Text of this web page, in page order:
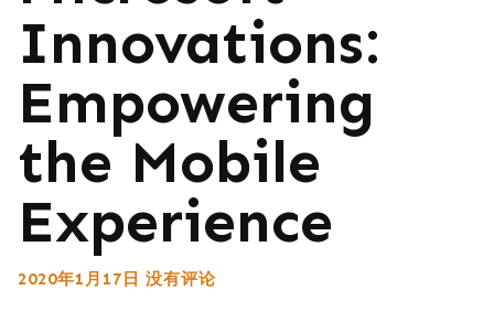
Innovations:
Empowering
the Mobile
Experience
2020年1月17日 没有评论